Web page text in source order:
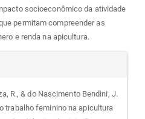
socioeconômico da atividade
permitam compreender as
e renda na apicultura.
R., & do Nascimento Bendini, J.
trabalho feminino na apicultura